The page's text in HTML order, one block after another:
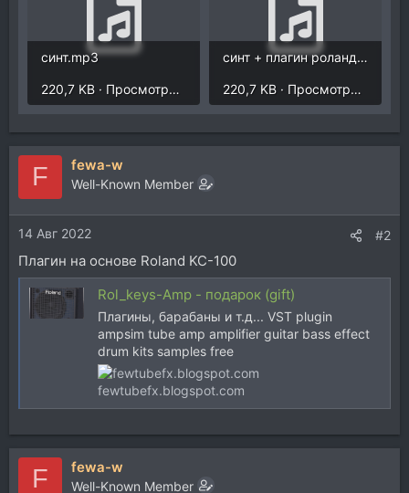
синт.mp3
220,7 KB · Просмотры: 1.171
синт + плагин роландовского усилителя.mp3
220,7 KB · Просмотры: 1.160
F fewa-w
Well-Known Member
14 Авг 2022 #2
Плагин на основе Roland KC-100
Rol_keys-Amp - подарок (gift)
Плагины, барабаны и т.д... VST plugin
ampsim tube amp amplifier guitar bass effect
drum kits samples free
fewtubefx.blogspot.com
F fewa-w
Well-Known Member